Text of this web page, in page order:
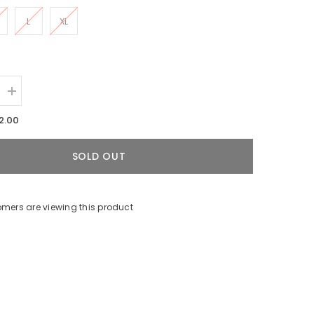
L XL
Increase
quantity
for
Mujer
SOLD OUT
are viewing this product